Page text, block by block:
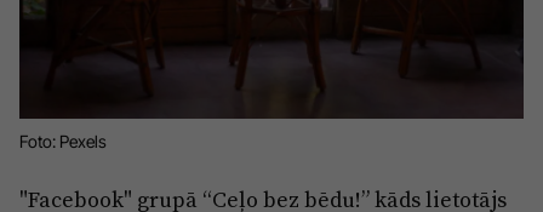
Ropaži
Zaļā nākotne
Vide
Foto: Pexels
"Facebook" grupā “Ceļo bez bēdu!” kāds lietotājs